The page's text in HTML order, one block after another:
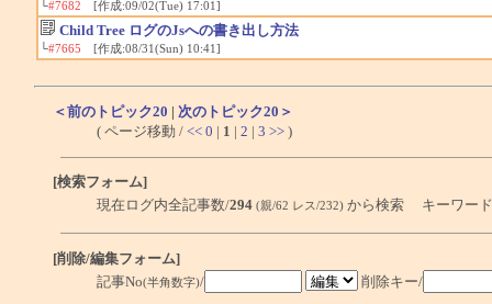
└#7682 [作成:09/02(Tue) 17:01]
Child Tree ログのJsへの書き出し方法
└#7665 [作成:08/31(Sun) 10:41]
＜前のトピック20 | 次のトピック20＞
( ページ移動 / << 0 | 1 | 2 | 3 >> )
[検索フォーム]
現在ログ内全記事数/294 (親/62 レス/232) から検索 キーワー
[削除/編集フォーム]
記事No(半角数字)/ 削除キー/